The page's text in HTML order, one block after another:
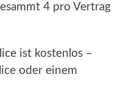
4 pro Vertrag
ist kostenlos –
oder einem